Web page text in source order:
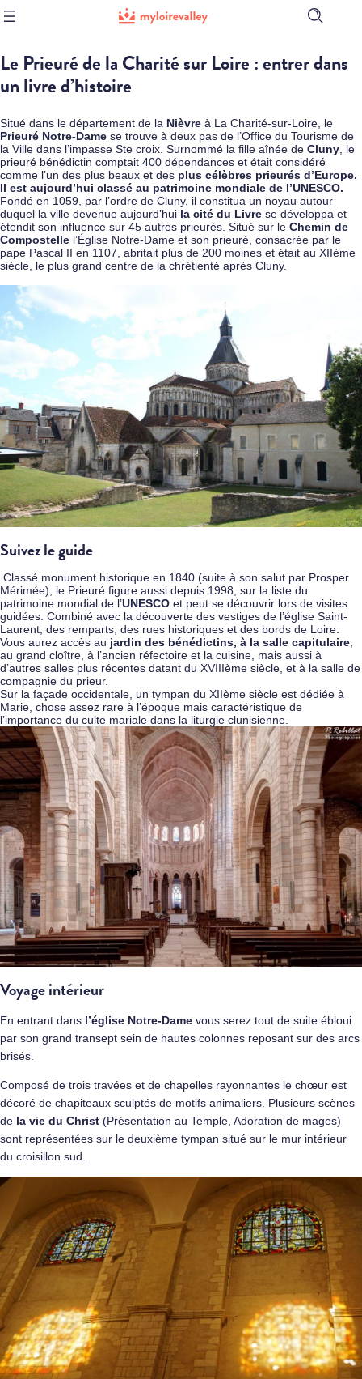
Ouvrir
de
Le Prieuré de la Charité sur Loire : entrer dans
un livre d’histoire
Situé dans le département de la Nièvre à La Charité-sur-Loire , le
Prieuré Notre-Dame se trouve à deux pas de l’Office du Tourisme de
la Ville dans l’impasse Ste croix. Surnommé la fille aînée de Cluny , le
prieuré bénédictin comptait 400 dépendances et était considéré
comme l’un des plus beaux et des plus célèbres prieurés d’Europe.
Il est aujourd’hui classé au patrimoine mondiale de l’UNESCO.
Fondé en 1059, par l’ordre de Cluny, il constitua un noyau autour
duquel la ville devenue aujourd’hui la cité du Livre se développa et
étendit son influence sur 45 autres prieurés. Situé sur le Chemin de
Compostelle l’Église Notre-Dame et son prieuré, consacrée par le
pape Pascal II en 1107, abritait plus de 200 moines et était au XIIème
siècle, le plus grand centre de la chrétienté après Cluny.
Suivez le guide
Classé monument historique en 1840 (suite à son salut par Prosper
Mérimée), le Prieuré figure aussi depuis 1998, sur la liste du
patrimoine mondial de l’UNESCO et peut se découvrir lors de visites
guidées. Combiné avec la découverte des vestiges de l’église Saint-
Laurent, des remparts, des rues historiques et des bords de Loire.
Vous aurez accès au jardin des bénédictins, à la salle capitulaire
au grand cloître, à l’ancien réfectoire et la cuisine, mais aussi à
d’autres salles plus récentes datant du XVIIIème siècle, et à la salle de
compagnie du prieur.
Sur la façade occidentale, un tympan du XIIème siècle est dédiée à
Marie, chose assez rare à l’époque mais caractéristique de
l’importance du culte mariale dans la liturgie clunisienne.
Voyage intérieur
En entrant dans l’église Notre-Dame vous serez tout de suite ébloui
par son grand transept sein de hautes colonnes reposant sur des arcs
brisés.
Composé de trois travées et de chapelles rayonnantes le chœur est
décoré de chapiteaux sculptés de motifs animaliers. Plusieurs scènes
de la vie du Christ (Présentation au Temple, Adoration de mages)
sont représentées sur le deuxième tympan situé sur le mur intérieur
du croisillon sud.